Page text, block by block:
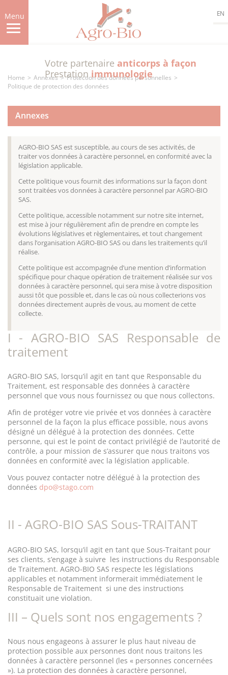
to
main
content
Menu
Votre partenaire anticorps à façon
Prestationimmunologie
EN
Home Annexes
Protection des données personnelles
Politique de protection des données
Annexes
AGRO-BIO SAS est susceptible, au cours de ses activités, de
traiter vos données à caractère personnel, en conformité avec la
législation applicable.
Cette politique vous fournit des informations sur la façon dont
sont traitées vos données à caractère personnel par AGRO-BIO
SAS.
Cette politique, accessible notamment sur notre site internet,
est mise à jour régulièrement afin de prendre en compte les
évolutions législatives et règlementaires, et tout changement
dans l’organisation AGRO-BIO SAS ou dans les traitements qu’il
réalise.
Cette politique est accompagnée d’une mention d’information
spécifique pour chaque opération de traitement réalisée sur vos
données à caractère personnel, qui sera mise à votre disposition
aussi tôt que possible et, dans le cas où nous collecterions vos
données directement auprès de vous, au moment de cette
collecte.
I - AGRO-BIO SAS Responsable de
traitement
AGRO-BIO SAS, lorsqu’il agit en tant que Responsable du
Traitement, est responsable des données à caractère
personnel que vous nous fournissez ou que nous collectons.
Afin de protéger votre vie privée et vos données à caractère
personnel de la façon la plus efficace possible, nous avons
désigné un délégué à la protection des données. Cette
personne, qui est le point de contact privilégié de l’autorité de
contrôle, a pour mission de s’assurer que nous traitons vos
données en conformité avec la législation applicable.
Vous pouvez contacter notre délégué à la protection des
données dpo@stago.com
II - AGRO-BIO SAS Sous-TRAITANT
AGRO-BIO SAS, lorsqu’il agit en tant que Sous-Traitant pour
ses clients, s’engage à suivre les instructions du Responsable
de Traitement. AGRO-BIO SAS respecte les législations
applicables et notamment informerait immédiatement le
Responsable de Traitement si une des instructions
constituait une violation.
III – Quels sont nos engagements ?
Nous nous engageons à assurer le plus haut niveau de
protection possible aux personnes dont nous traitons les
données à caractère personnel (les « personnes concernées
»). La protection des données à caractère personnel,